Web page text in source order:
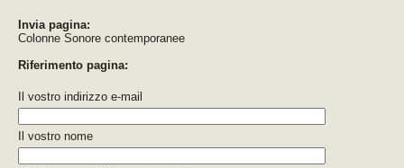
Invia pagina:
Colonne Sonore contemporanee
Riferimento pagina:
Il vostro indirizzo e-mail
Il vostro nome